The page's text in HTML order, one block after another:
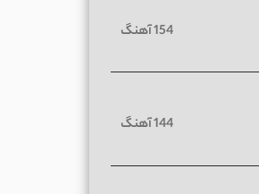
154 آهنگ
144 آهنگ